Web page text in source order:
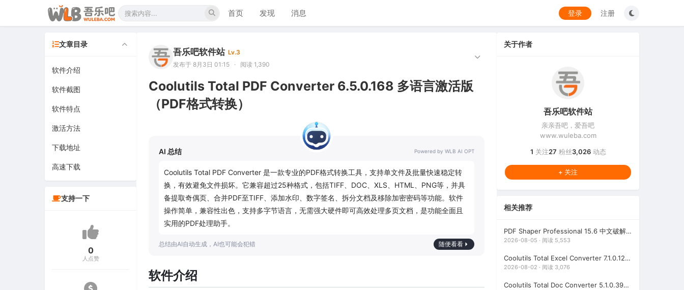
首页 发现 消息 登录 注册
文章目录
软件介绍
软件截图
软件特点
激活方法
下载地址
高速下载
支持一下
0
人点赞
吾乐吧软件站 Lv.3
发布于 8月3日 01:15
· 阅读 1,390
Coolutils Total PDF Converter 6.5.0.168 多语言激活版
（PDF格式转换）
AI 总结 Powered by WLB AI OPT
Coolutils Total PDF Converter 是一款专业的PDF格式转换工具，支持单文件及批量快速稳定转
换，有效避免文件损坏。它兼容超过25种格式，包括TIFF、DOC、XLS、HTML、PNG等，并具
备提取奇偶页、合并PDF至TIFF、添加水印、数字签名、拆分文档及移除加密密码等功能。软件
操作简单，兼容性出色，支持多字节语言，无需强大硬件即可高效处理多页文档，是功能全面且
实用的PDF处理助手。
总结由AI自动生成，AI也可能会犯错 随便看看
软件介绍
关于作者
吾乐吧软件站
亲亲吾吧，爱吾吧
www.wuleba.com
1 关注27 粉丝3,026动态
+ 关注
相关推荐
PDF Shaper Professional 15.6 中文破解版（强大实用的全能PDF工具箱）
2026-08-05 · 阅读 5,553
Coolutils Total Excel Converter 7.1.0.128 中文破解版（Excel格式转换工具）
2026-08-02 · 阅读 3,076
Coolutils Total Doc Converter 5.1.0.393 中文破解版（Word格式转换工具）